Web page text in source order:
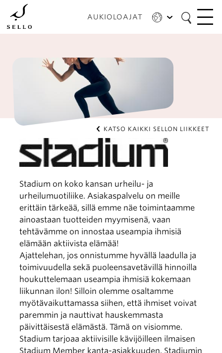
Hyppää
pääsisältöön
AUKIOLOAJAT
KATSO KAIKKI SELLON LIIKKEET
Stadium on koko kansan urheilu- ja
urheilumuotiliike. Asiakaspalvelu on meille
erittäin tärkeää, sillä emme näe toimintaamme
ainoastaan tuotteiden myymisenä, vaan
tehtävämme on innostaa useampia ihmisiä
elämään aktiivista elämää!
Ajattelehan, jos onnistumme hyvällä laadulla ja
toimivuudella sekä puoleensavetävillä hinnoilla
houkuttelemaan useampia ihmisiä kokemaan
liikunnan ilon! Silloin olemme osaltamme
myötävaikuttamassa siihen, että ihmiset voivat
paremmin ja nauttivat hauskemmasta
päivittäisestä elämästä. Tämä on visiomme.
Stadium tarjoaa aktiivisille kävijöilleen ilmaisen
Stadium Member kanta-asiakkuuden. Stadiumin